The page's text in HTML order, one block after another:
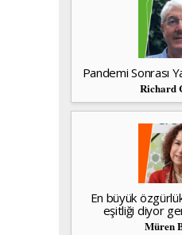
Pandemi Sonrası
Richard
En büyük
eşitliği diyor
Müren